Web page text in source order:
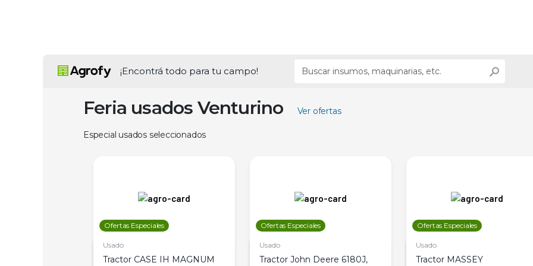
¡Encontrá todo para tu campo!
Feria usados Venturino Ver ofertas
Especial usados seleccionados
Ofertas Especiales
Usado
Tractor CASE IH MAGNUM
Ofertas Especiales
Usado
Tractor John Deere 6180J,
Ofertas Especiales
Usado
Tractor MASSEY